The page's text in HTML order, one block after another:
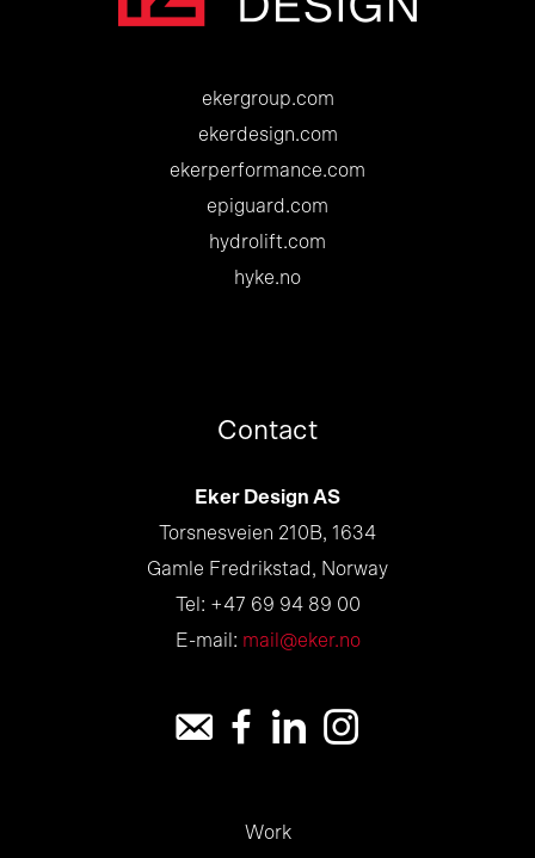
ekergroup.com
ekerdesign.com
ekerperformance.com
epiguard.com
hydrolift.com
hyke.no
Contact
Eker Design AS
Torsnesveien 210B, 1634
Gamle Fredrikstad, Norway
Tel: +47 69 94 89 00
E-mail: mail@eker.no
Work